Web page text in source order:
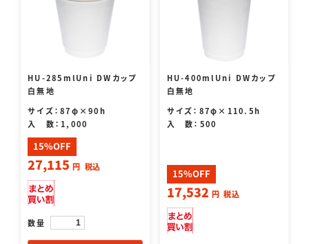
HU-285mlUni DWカップ
白無地
サイズ：87φ×90h
入 数：1,000
15%OFF
27,115 円 税込
数量
HU-400mlUni DWカップ
白無地
サイズ：87φ×110.5h
入 数：500
15%OFF
17,532 円 税込